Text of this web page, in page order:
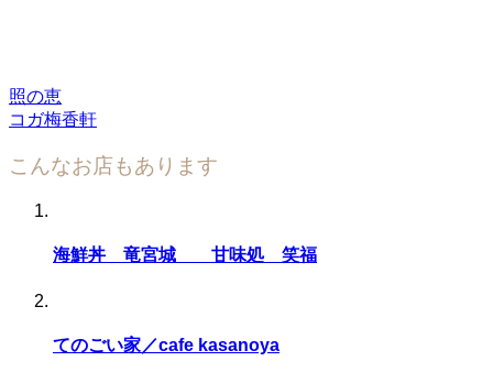
照の恵
コガ梅香軒
こんなお店もあります
海鮮丼 竜宮城 甘味処 笑福
てのごい家／cafe kasanoya